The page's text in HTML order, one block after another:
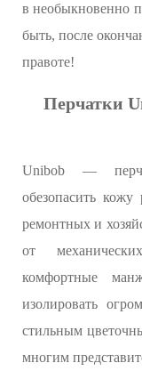
в необыкновенно
быть, после
правоте!
Перчатки
Unibob —
обезопасить
ремонтных и
от
комфортные
изолировать
стильным
многим